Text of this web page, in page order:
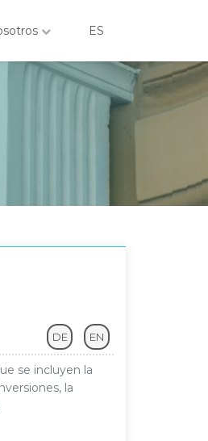
ES
DE EN
se incluyen la
la